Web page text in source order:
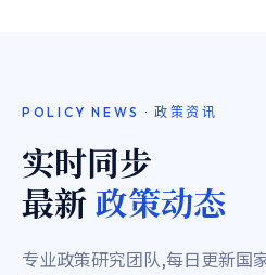
POLICY NEWS · 政策资讯
实时同步
最新政策动态
专业政策研究团队,每日更新国